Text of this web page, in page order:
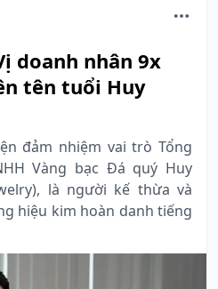
doanh nhân 9x
tên tuổi Huy
đảm nhiệm vai trò Tổng
Vàng bạc Đá quý Huy
là người kế thừa và
hiệu kim hoàn danh tiếng